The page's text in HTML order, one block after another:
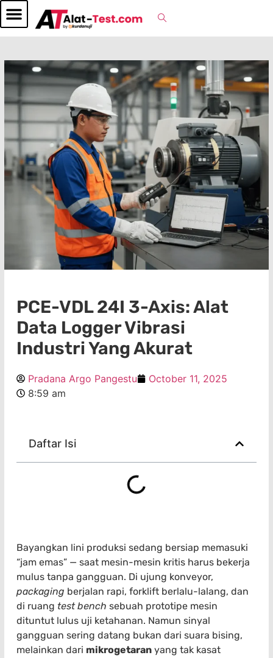
PCE-VDL 24I 3-Axis: Alat
Data Logger Vibrasi
Industri Yang Akurat
Pradana Argo Pangestu
October 11, 2025
8:59 am
Daftar Isi
Bayangkan lini produksi sedang bersiap memasuki
“jam emas” — saat mesin-mesin kritis harus bekerja
mulus tanpa gangguan. Di ujung konveyor,
packaging berjalan rapi, forklift berlalu-lalang, dan
di ruang test bench sebuah prototipe mesin
dituntut lulus uji ketahanan. Namun sinyal
gangguan sering datang bukan dari suara bising,
melainkan dari mikrogetaran yang tak kasat